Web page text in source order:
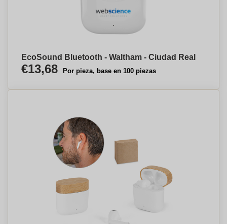
EcoSound Bluetooth - Waltham - Ciudad Real
€13,68 Por pieza, base en 100 piezas